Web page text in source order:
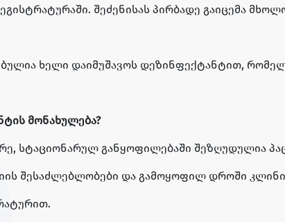
შეძენისას პირბადე გაიცემა
ხელი დაიმუშავოს დეზინფექტანტით,
მონახულება?
სტაციონარულ განყოფილებაში შეზღუდულია
შესაძლებლობები და გამოყოფილ დროში